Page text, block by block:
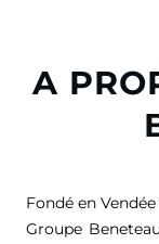
A
Fondé en
Groupe